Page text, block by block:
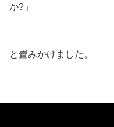
か?」
と畳みかけました。